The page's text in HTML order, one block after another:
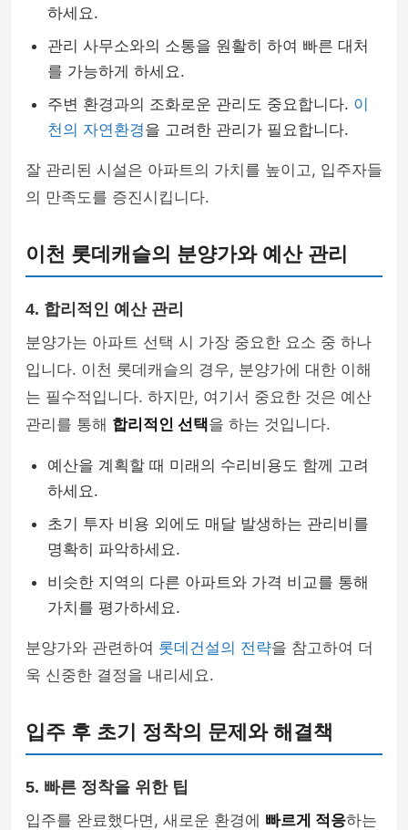
하세요.
관리 사무소와의 소통을 원활히 하여 빠른 대처
를 가능하게 하세요.
주변 환경과의 조화로운 관리도 중요합니다. 이
천의 자연환경을 고려한 관리가 필요합니다.
잘 관리된 시설은 아파트의 가치를 높이고, 입주자들
의 만족도를 증진시킵니다.
이천 롯데캐슬의 분양가와 예산 관리
4. 합리적인 예산 관리
분양가는 아파트 선택 시 가장 중요한 요소 중 하나
입니다. 이천 롯데캐슬의 경우, 분양가에 대한 이해
는 필수적입니다. 하지만, 여기서 중요한 것은 예산
관리를 통해 합리적인 선택을 하는 것입니다.
예산을 계획할 때 미래의 수리비용도 함께 고려
하세요.
초기 투자 비용 외에도 매달 발생하는 관리비를
명확히 파악하세요.
비슷한 지역의 다른 아파트와 가격 비교를 통해
가치를 평가하세요.
분양가와 관련하여 롯데건설의 전략을 참고하여 더
욱 신중한 결정을 내리세요.
입주 후 초기 정착의 문제와 해결책
5. 빠른 정착을 위한 팁
입주를 완료했다면, 새로운 환경에 빠르게 적응하는